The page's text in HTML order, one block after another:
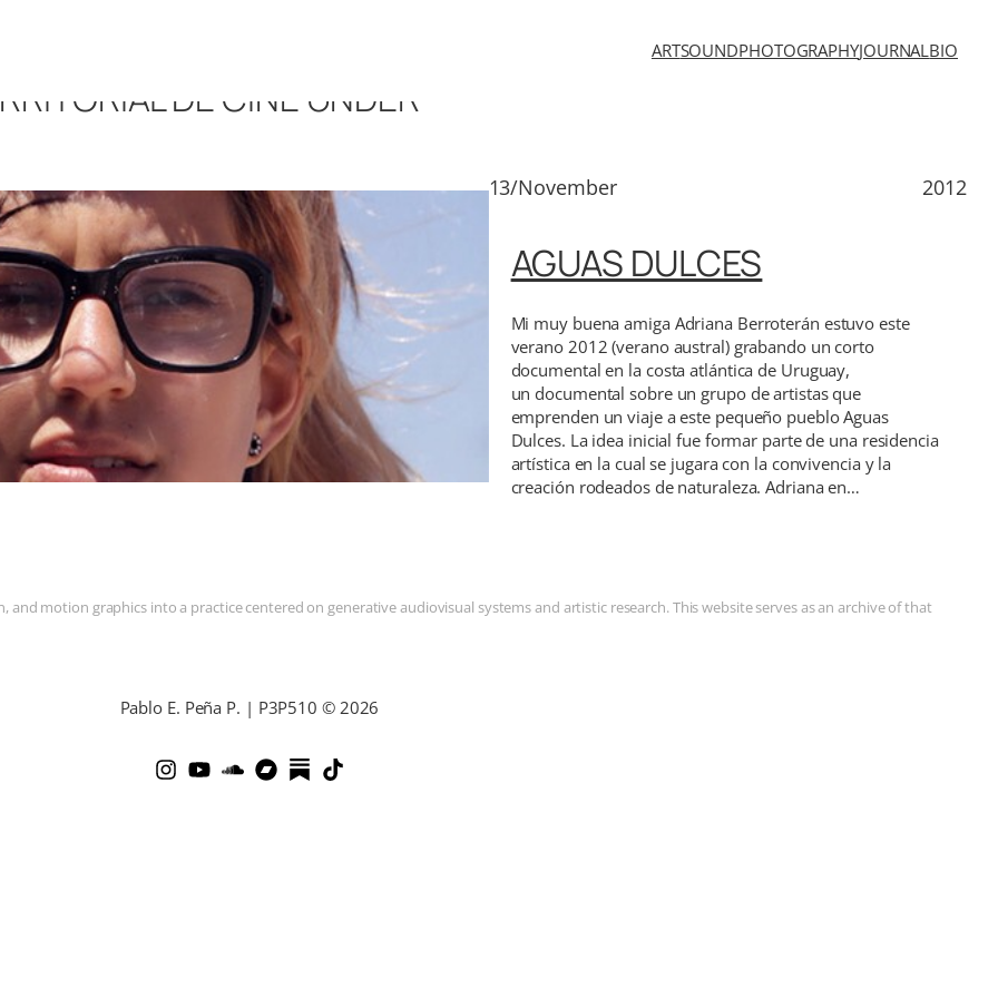
ARTSOUNDPHOTOGRAPHYJOURNALBIO
DE CINE UNDER
13/November 2012
AGUAS DULCES
Mi muy buena amiga Adriana Berroterán estuvo este
verano 2012 (verano austral) grabando un corto
documental en la costa atlántica de Uruguay,
un documental sobre un grupo de artistas que
emprenden un viaje a este pequeño pueblo Aguas
Dulces. La idea inicial fue formar parte de una residencia
artística en la cual se jugara con la convivencia y la
creación rodeados de naturaleza. Adriana en…
motion graphics into a practice centered on generative audiovisual systems and artistic research. This website serves as an archive of that
Pablo E. Peña P. | P3P510 © 2026